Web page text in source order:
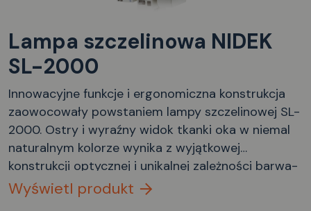
Lampa szczelinowa NIDEK
SL-2000
Innowacyjne funkcje i ergonomiczna konstrukcja
zaowocowały powstaniem lampy szczelinowej SL-
2000. Ostry i wyraźny widok tkanki oka w niemal
naturalnym kolorze wynika z wyjątkowej
konstrukcji optycznej i unikalnej zależności barwa-
temperatura systemu oświetlenia. Niezwykle
płynnie działający joystick jest przykładem wielu
Wyświetl produkt